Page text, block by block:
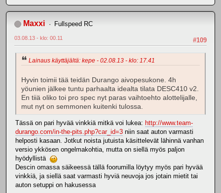
Maxxi Fullspeed RC
#109
03.08.13 - klo: 00.11
Lainaus käyttäjältä: kepe - 02.08.13 - klo: 17.41
Hyvin toimii tää teidän Durango aivopesukone. 4h
yöunien jälkee tuntu parhaalta idealta tilata DESC410 v2.
En tiiä oliko toi pro spec nyt paras vaihtoehto alottelijalle,
mut nyt on semmonen kuitenki tulossa.
Tässä on pari hyvää vinkkiä mitkä voi lukea: http://www.team-
durango.com/in-the-pits.php?car_id=3 niin saat auton varmasti
helposti kasaan. Jotkut noista jutuista käsittelevät lähinnä vanhan
versio ykkösen ongelmakohtia, mutta on siellä myös paljon
hyödyllistä
Descin omassa säikeessä tällä foorumilla löytyy myös pari hyvää
vinkkiä, ja siellä saat varmasti hyviä neuvoja jos jotain mietit tai
auton setuppi on hakusessa